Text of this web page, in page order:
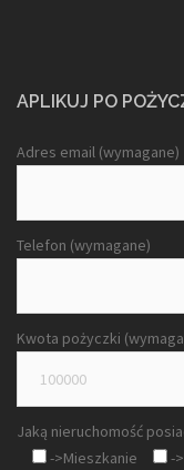
APLIKUJ PO
Adres email (wymagane)
Telefon (wymagane)
Kwota pożyczki
Jaką nieruchomość
->Mieszkanie
-